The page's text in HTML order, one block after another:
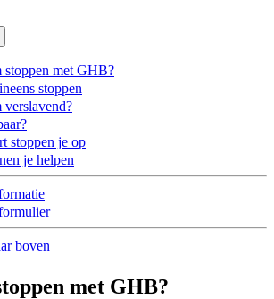
stoppen met GHB?
stoppen
verslavend?
stoppen je op
je helpen
boven
met GHB?